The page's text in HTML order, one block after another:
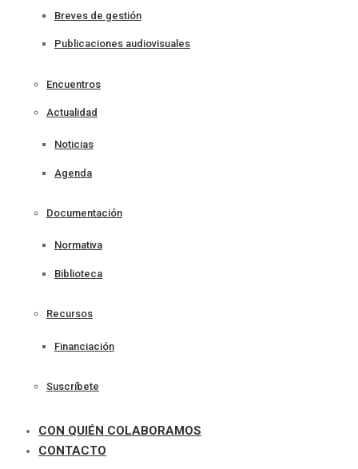
Breves de gestión
Publicaciones audiovisuales
Encuentros
Actualidad
Noticias
Agenda
Documentación
Normativa
Biblioteca
Recursos
Financiación
Suscríbete
CON QUIÉN COLABORAMOS
CONTACTO